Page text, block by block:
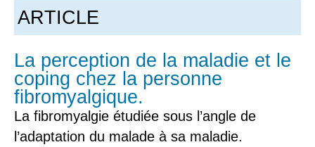
ARTICLE
La perception de la maladie et le
coping chez la personne
fibromyalgique.
La fibromyalgie étudiée sous l’angle de
l’adaptation du malade à sa maladie.